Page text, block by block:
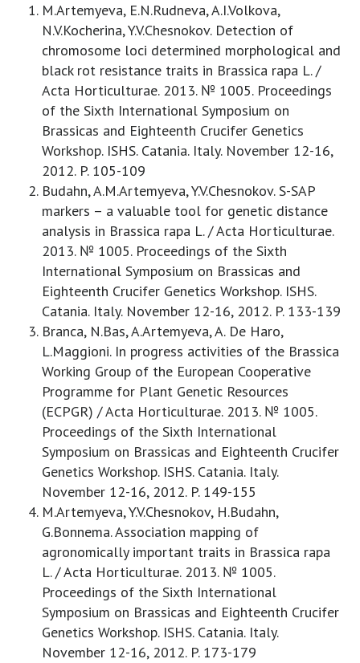
M.Artemyeva, E.N.Rudneva, A.I.Volkova,
N.V.Kocherina, Y.V.Chesnokov. Detection of
chromosome loci determined morphological and
black rot resistance traits in Brassica rapa L. /
Acta Horticulturae. 2013. № 1005. Proceedings
of the Sixth International Symposium on
Brassicas and Eighteenth Crucifer Genetics
Workshop. ISHS. Catania. Italy. November 12-16,
2012. P. 105-109
Budahn, A.M.Artemyeva, Y.V.Chesnokov. S-SAP
markers – a valuable tool for genetic distance
analysis in Brassica rapa L. / Acta Horticulturae.
2013. № 1005. Proceedings of the Sixth
International Symposium on Brassicas and
Eighteenth Crucifer Genetics Workshop. ISHS.
Catania. Italy. November 12-16, 2012. P. 133-139
Branca, N.Bas, A.Artemyeva, A. De Haro,
L.Maggioni. In progress activities of the Brassica
Working Group of the European Cooperative
Programme for Plant Genetic Resources
(ECPGR) / Acta Horticulturae. 2013. № 1005.
Proceedings of the Sixth International
Symposium on Brassicas and Eighteenth Crucifer
Genetics Workshop. ISHS. Catania. Italy.
November 12-16, 2012. P. 149-155
M.Artemyeva, Y.V.Chesnokov, H.Budahn,
G.Bonnema. Association mapping of
agronomically important traits in Brassica rapa
L. / Acta Horticulturae. 2013. № 1005.
Proceedings of the Sixth International
Symposium on Brassicas and Eighteenth Crucifer
Genetics Workshop. ISHS. Catania. Italy.
November 12-16, 2012. P. 173-179